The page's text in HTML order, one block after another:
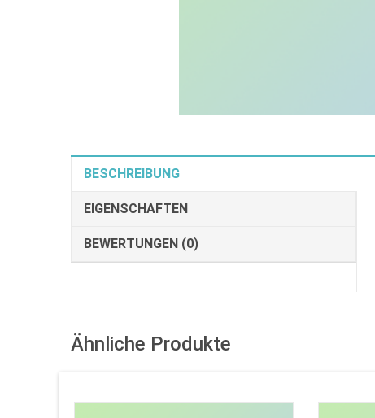
BESCHREIBUNG
EIGENSCHAFTEN
BEWERTUNGEN (0)
Ähnliche Produkte